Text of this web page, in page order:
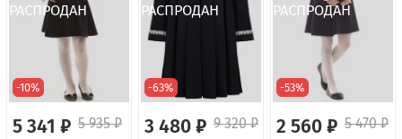
-10%
5 341 ₽ 5 935 ₽
-63%
3 480 ₽ 9 320 ₽
-53%
2 560 ₽ 5 470 ₽